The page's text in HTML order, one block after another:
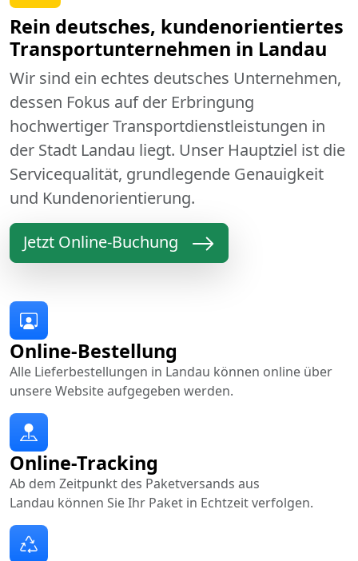
Rein deutsches, kundenorientiertes
Transportunternehmen in Landau
Wir sind ein echtes deutsches Unternehmen,
dessen Fokus auf der Erbringung
hochwertiger Transportdienstleistungen in
der Stadt Landau liegt. Unser Hauptziel ist die
Servicequalität, grundlegende Genauigkeit
und Kundenorientierung.
Jetzt Online-Buchung
Online-Bestellung
Alle Lieferbestellungen in Landau können online über
unsere Website aufgegeben werden.
Online-Tracking
Ab dem Zeitpunkt des Paketversands aus
Landau können Sie Ihr Paket in Echtzeit verfolgen.